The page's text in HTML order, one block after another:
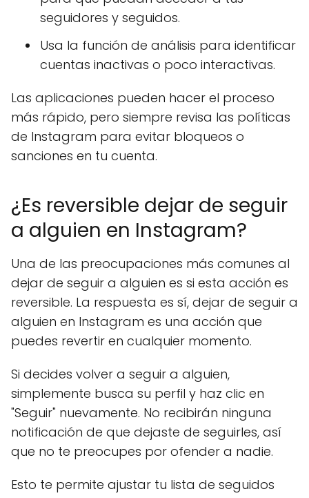
seguidores y seguidos.
Usa la función de análisis para identificar
cuentas inactivas o poco interactivas.
Las aplicaciones pueden hacer el proceso
más rápido, pero siempre revisa las políticas
de Instagram para evitar bloqueos o
sanciones en tu cuenta.
¿Es reversible dejar de seguir
a alguien en Instagram?
Una de las preocupaciones más comunes al
dejar de seguir a alguien es si esta acción es
reversible. La respuesta es sí, dejar de seguir a
alguien en Instagram es una acción que
puedes revertir en cualquier momento.
Si decides volver a seguir a alguien,
simplemente busca su perfil y haz clic en
"Seguir" nuevamente. No recibirán ninguna
notificación de que dejaste de seguirles, así
que no te preocupes por ofender a nadie.
Esto te permite ajustar tu lista de seguidos